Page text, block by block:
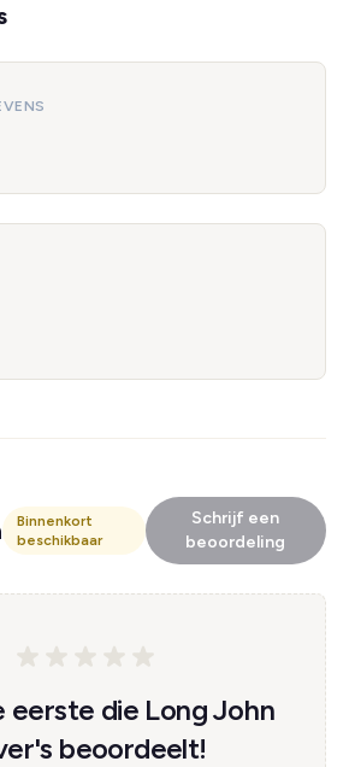
Binnenkort
beschikbaar
Schrijf een
beoordeling
eerste die Long John
beoordeelt!